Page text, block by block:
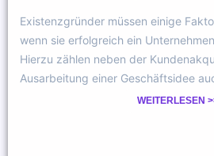
Existenzgründer müssen einige
wenn sie erfolgreich ein
Hierzu zählen neben der
Ausarbeitung einer Geschäftsidee
WEITERLESEN